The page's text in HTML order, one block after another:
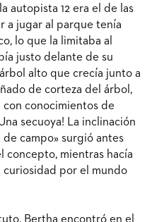
autopista 12 era el de las
a jugar al parque tenía
lo que la limitaba al
justo delante de su
alto que crecía junto a
de corteza del árbol,
con conocimientos de
secuoya! La inclinación
campo» surgió antes
concepto, mientras hacía
curiosidad por el mundo
Bertha encontró en el